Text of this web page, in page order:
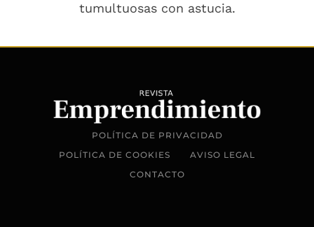
tumultuosas con astucia.
POLÍTICA DE PRIVACIDAD
POLÍTICA DE COOKIES
AVISO LEGAL
CONTACTO